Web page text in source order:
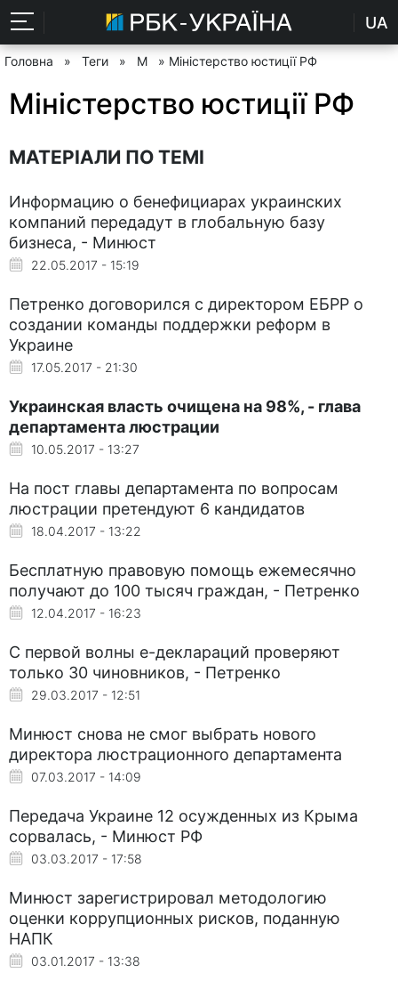
UA
Головна » Теги » М » Міністерство юстиції РФ
Міністерство юстиції РФ
МАТЕРІАЛИ ПО ТЕМІ
Информацию о бенефициарах украинских
компаний передадут в глобальную базу
бизнеса, - Минюст
22.05.2017 - 15:19
Петренко договорился с директором ЕБРР о
создании команды поддержки реформ в
Украине
17.05.2017 - 21:30
Украинская власть очищена на 98%, - глава
департамента люстрации
10.05.2017 - 13:27
На пост главы департамента по вопросам
люстрации претендуют 6 кандидатов
18.04.2017 - 13:22
Бесплатную правовую помощь ежемесячно
получают до 100 тысяч граждан, - Петренко
12.04.2017 - 16:23
С первой волны е-деклараций проверяют
только 30 чиновников, - Петренко
29.03.2017 - 12:51
Минюст снова не смог выбрать нового
директора люстрационного департамента
07.03.2017 - 14:09
Передача Украине 12 осужденных из Крыма
сорвалась, - Минюст РФ
03.03.2017 - 17:58
Минюст зарегистрировал методологию
оценки коррупционных рисков, поданную
НАПК
03.01.2017 - 13:38